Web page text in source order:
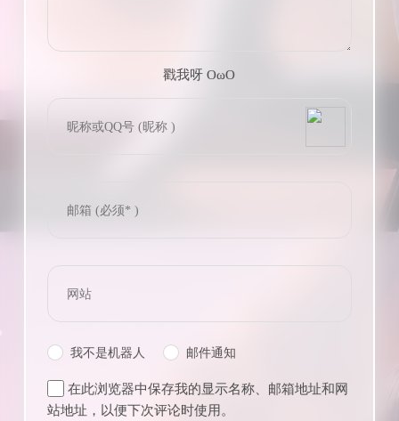
戳我呀 OωO
Tieba
我不是机器人 邮件通知
在此浏览器中保存我的显示名称、邮箱地址和网
站地址，以便下次评论时使用。